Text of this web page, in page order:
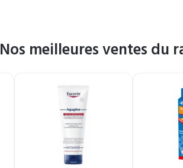
Nos meilleures ventes du